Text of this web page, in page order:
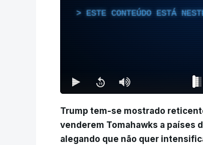
ESTE CONTEÚDO ESTÁ
Trump tem-se mostrado
venderem Tomahawks a países
alegando que não quer